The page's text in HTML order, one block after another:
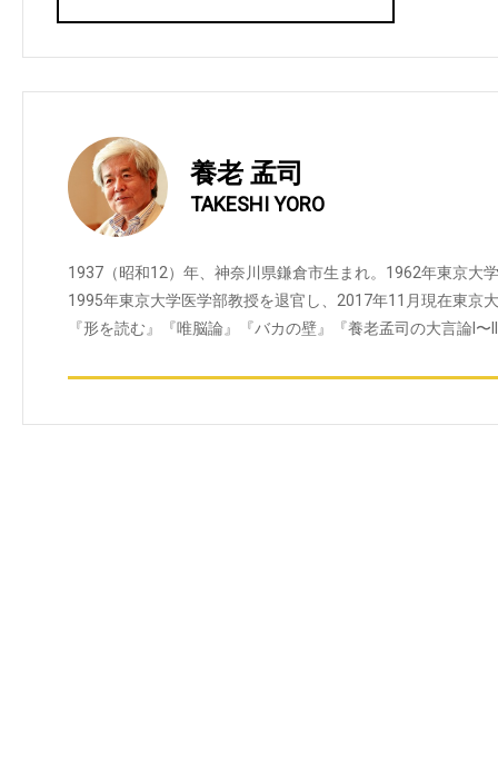
養老 孟司
TAKESHI YORO
1937（昭和12）年、神奈川県鎌倉市生まれ。1962年東京大
1995年東京大学医学部教授を退官し、2017年11月現在東京
『形を読む』『唯脳論』『バカの壁』『養老孟司の大言論I〜